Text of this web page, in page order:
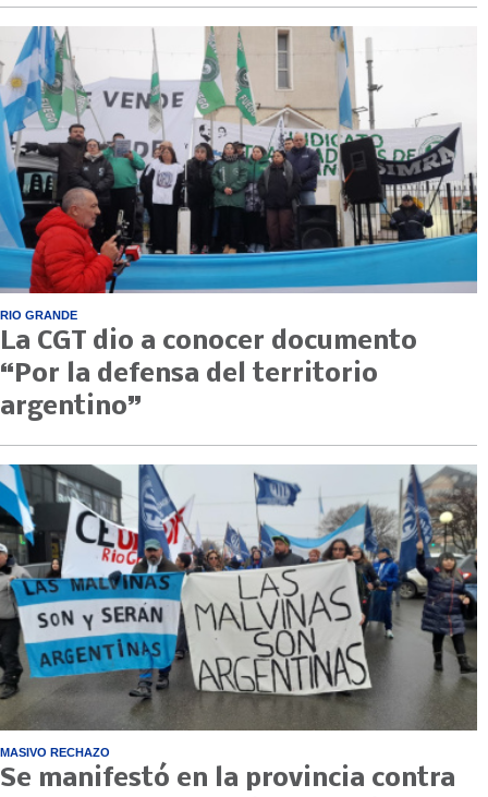
RIO GRANDE
La CGT dio a conocer documento
“Por la defensa del territorio
argentino”
MASIVO RECHAZO
Se manifestó en la provincia contra